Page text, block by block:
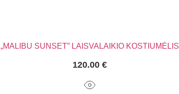
„MALIBU SUNSET” LAISVALAIKIO KOSTIUMĖLIS
120.00 €